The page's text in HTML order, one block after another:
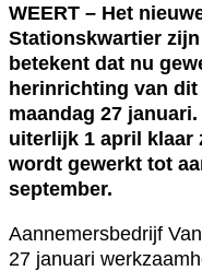
WEERT – Het
Stationskwartier
betekent dat nu
herinrichting van
maandag 27
uiterlijk 1 april klaar
wordt gewerkt tot
september.
Aannemersbedrijf
27 januari